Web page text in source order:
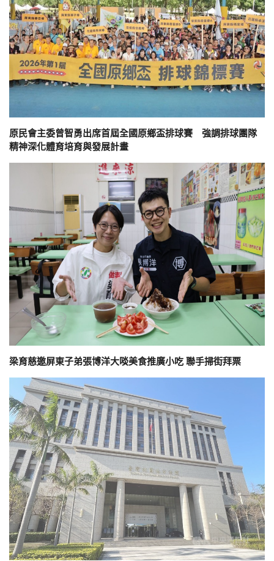
原民會主委曾智勇出席首屆全國原鄉盃排球賽 強調排球團隊
精神深化體育培育與發展計畫
梁育慈邀屏東子弟張博洋大啖美食推廣小吃 聯手掃街拜票